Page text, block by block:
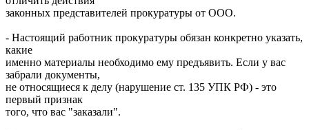
законных представителей прокуратуры от ООО.
- Настоящий работник прокуратуры обязан конкретно указать,
какие
именно материалы необходимо ему предъявить. Если у вас
забрали документы,
не относящиеся к делу (нарушение ст. 135 УПК РФ) - это
первый признак
того, что вас "заказали".